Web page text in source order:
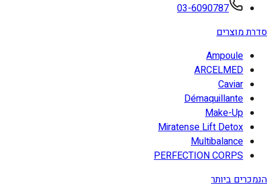
03-6090787
סדרת מוצרים
Ampoule
ARCELMED
Caviar
Démaquillante
Make-Up
Miratense Lift Detox
Multibalance
PERFECTION CORPS
הנמכרים ביותר